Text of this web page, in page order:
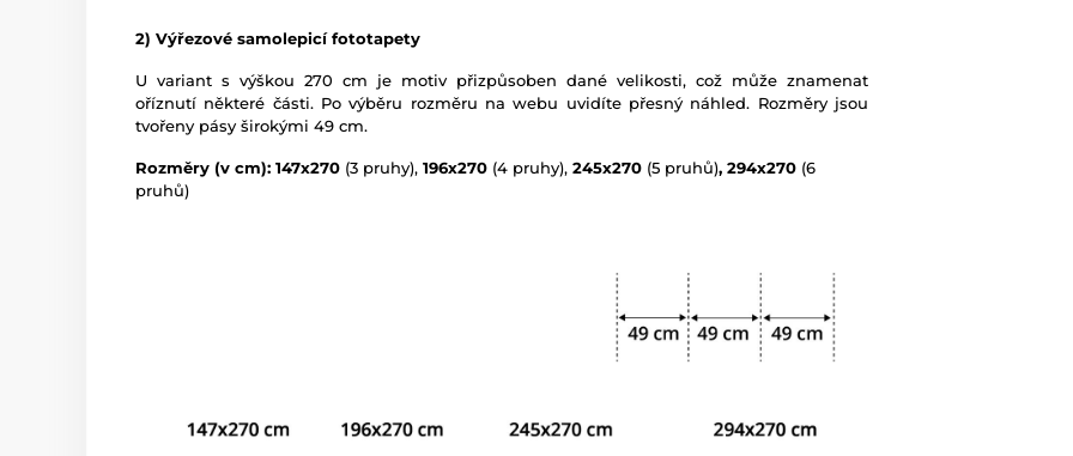
2) Výřezové samolepicí fototapety
U variant s výškou 270 cm je motiv přizpůsoben dané velikosti, což může znamenat
oříznutí některé části. Po výběru rozměru na webu uvidíte přesný náhled. Rozměry jsou
tvořeny pásy širokými 49 cm.
Rozměry (v cm): 147x270 (3 pruhy), 196x270 (4 pruhy), 245x270 (5 pruhů), 294x270 (6
pruhů)